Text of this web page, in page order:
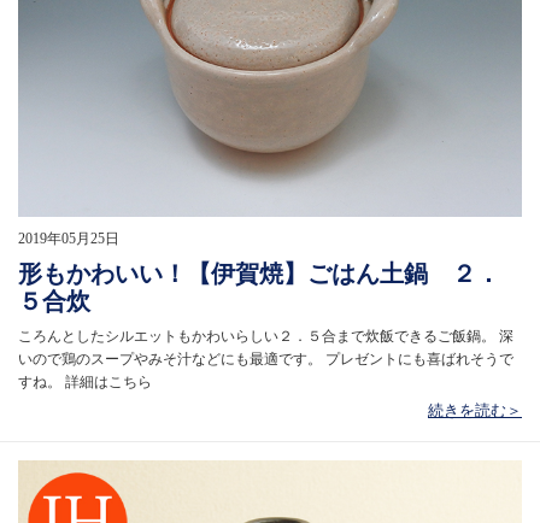
2019年05月25日
形もかわいい！【伊賀焼】ごはん土鍋 ２．
５合炊
ころんとしたシルエットもかわいらしい２．５合まで炊飯できるご飯鍋。 深
いので鶏のスープやみそ汁などにも最適です。 プレゼントにも喜ばれそうで
すね。 詳細はこちら
続きを読む＞